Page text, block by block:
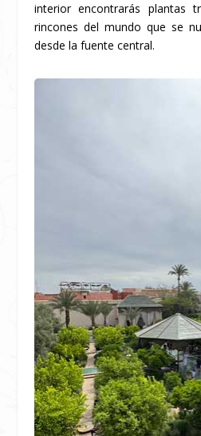
interior encontrarás plantas
rincones del mundo que se
desde la fuente central.